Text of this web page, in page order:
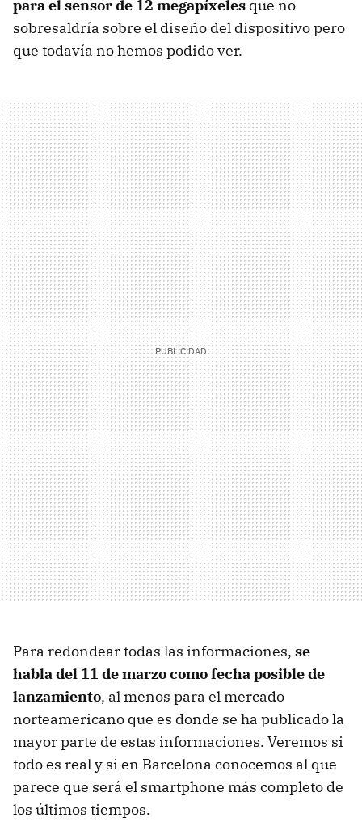
para el sensor de 12 megapíxeles que no
sobresaldría sobre el diseño del dispositivo pero
que todavía no hemos podido ver.
Para redondear todas las informaciones, se
habla del 11 de marzo como fecha posible de
lanzamiento, al menos para el mercado
norteamericano que es donde se ha publicado la
mayor parte de estas informaciones. Veremos si
todo es real y si en Barcelona conocemos al que
parece que será el smartphone más completo de
los últimos tiempos.